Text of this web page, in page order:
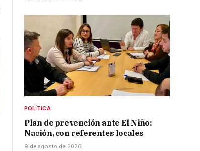
POLÍTICA
Plan de prevención ante El Niño:
Nación, con referentes locales
9 de agosto de 2026